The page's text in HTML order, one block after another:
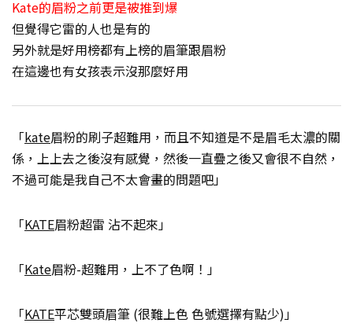
Kate的眉粉之前更是被推到爆
但覺得它雷的人也是有的
另外就是好用榜都有上榜的眉筆跟眉粉
在這邊也有女孩表示沒那麼好用
「kate眉粉的刷子超難用，而且不知道是不是眉毛太濃的關
係，上上去之後沒有感覺，然後一直疊之後又會很不自然，
不過可能是我自己不太會畫的問題吧」
「KATE眉粉超雷 沾不起來」
「Kate眉粉-超難用，上不了色啊！」
「KATE平芯雙頭眉筆 (很難上色 色號選擇有點少)」